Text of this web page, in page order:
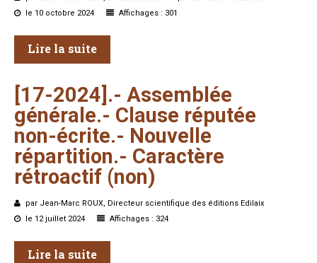
Réponses ministérielles
Conclusions et Rapports
Formez-vous !
le 10 octobre 2024
Affichages : 301
Lire la suite
[17-2024].- Assemblée
générale.- Clause réputée
non-écrite.- Nouvelle
répartition.- Caractère
rétroactif (non)
par Jean-Marc ROUX, Directeur scientifique des éditions Edilaix
le 12 juillet 2024
Affichages : 324
Lire la suite